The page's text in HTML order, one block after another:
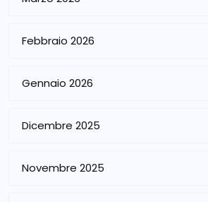
Febbraio 2026
Gennaio 2026
Dicembre 2025
Novembre 2025